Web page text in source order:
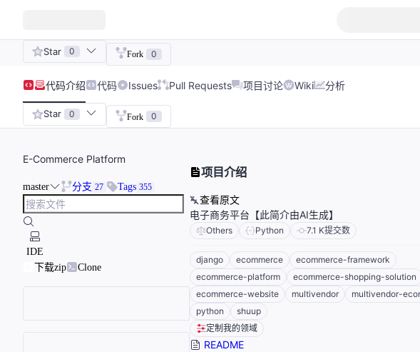
Star 0 Fork 0
代码介绍 代码 Issues Pull Requests 项目讨论 Wiki 分析
Star 0 Fork 0
E-Commerce Platform
master 分支 27 Tags 355
IDE
下载zip
Clone
项目介绍
查看原文
电子商务平台【此简介由AI生成】
Others Python 7.1 K提交数
django ecommerce
ecommerce-framework
ecommerce-platform
ecommerce-shopping-solution
ecommerce-website
multivendor
multivendor-
python
shuup
定制我的领域
README